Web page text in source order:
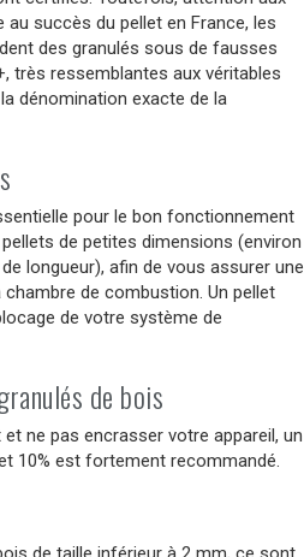
succès du pellet en France, les
des granulés sous de fausses
très ressemblantes aux véritables
dénomination exacte de la
pour le bon fonctionnement
de petites dimensions (environ
longueur), afin de vous assurer une
de combustion. Un pellet
de votre système de
de bois
ne pas encrasser votre appareil, un
10% est fortement recommandé.